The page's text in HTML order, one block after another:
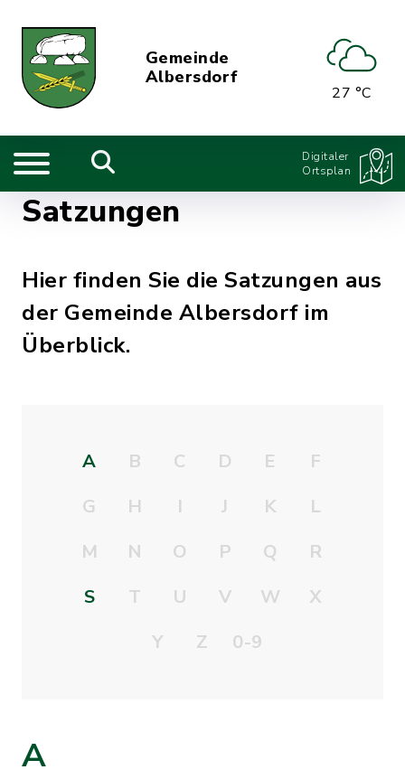
Gemeinde
Albersdorf
27 °C
Digitaler
Ortsplan
Satzungen
Hier finden Sie die Satzungen aus
der Gemeinde Albersdorf im
Überblick.
A B C D E
F
G
H I J K
L
M
N O P Q
R
S
T U V W
X
Y
Z 0-9
A